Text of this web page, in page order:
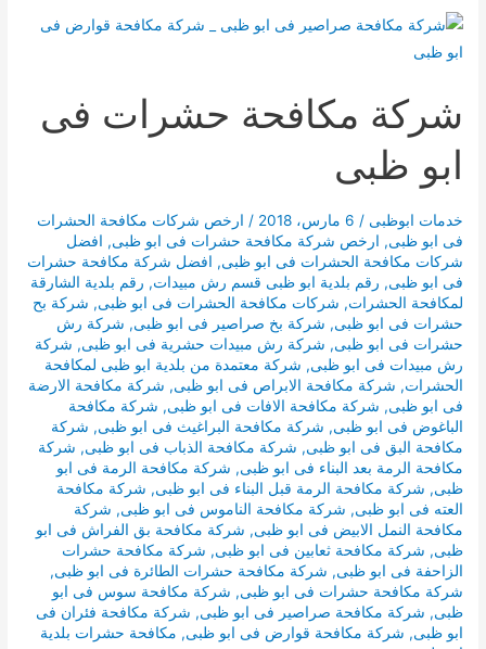
شركة مكافحة حشرات فى
ابو ظبى
خدمات ابوظبى / 6 مارس، 2018 / ارخص شركات مكافحة الحشرات
فى ابو ظبى, ارخص شركة مكافحة حشرات فى ابو ظبى, افضل
شركات مكافحة الحشرات فى ابو ظبى, افضل شركة مكافحة حشرات
فى ابو ظبى, رقم بلدية ابو ظبى قسم رش مبيدات, رقم بلدية الشارقة
لمكافحة الحشرات, شركات مكافحة الحشرات فى ابو ظبى, شركة بح
حشرات فى ابو ظبى, شركة بخ صراصير فى ابو ظبى, شركة رش
حشرات فى ابو ظبى, شركة رش مبيدات حشرية فى ابو ظبى, شركة
رش مبيدات فى ابو ظبى, شركة معتمدة من بلدية ابو ظبى لمكافحة
الحشرات, شركة مكافحة الابراص فى ابو ظبى, شركة مكافحة الارضة
فى ابو ظبى, شركة مكافحة الافات فى ابو ظبى, شركة مكافحة
الباغوض فى ابو ظبى, شركة مكافحة البراغيث فى ابو ظبى, شركة
مكافحة البق فى ابو ظبى, شركة مكافحة الذباب فى ابو ظبى, شركة
مكافحة الرمة بعد البناء فى ابو ظبى, شركة مكافحة الرمة فى ابو
ظبى, شركة مكافحة الرمة قبل البناء فى ابو ظبى, شركة مكافحة
العته فى ابو ظبى, شركة مكافحة الناموس فى ابو ظبى, شركة
مكافحة النمل الابيض فى ابو ظبى, شركة مكافحة بق الفراش فى ابو
ظبى, شركة مكافحة ثعابين فى ابو ظبى, شركة مكافحة حشرات
الزاحفة فى ابو ظبى, شركة مكافحة حشرات الطائرة فى ابو ظبى,
شركة مكافحة حشرات فى ابو ظبى, شركة مكافحة سوس فى ابو
ظبى, شركة مكافحة صراصير فى ابو ظبى, شركة مكافحة فئران فى
ابو ظبى, شركة مكافحة قوارض فى ابو ظبى, مكافحة حشرات بلدية